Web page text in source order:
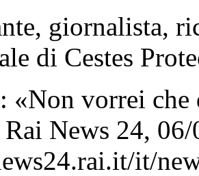
giornalista,
di Cestes
«Non vorrei
Rai News 24,
it/